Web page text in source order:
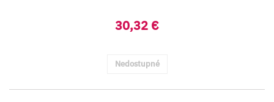
30,32 €
Nedostupné